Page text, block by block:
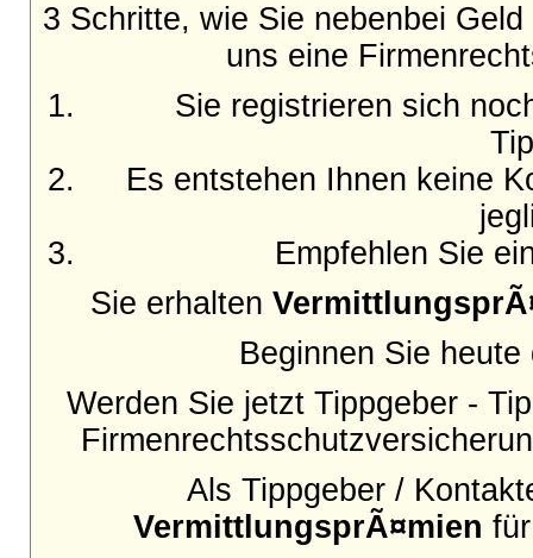
3 Schritte, wie Sie nebenbei
uns eine
Sie registrieren sich
Es entstehen Ihnen keine
Empfehlen Sie
Sie erhalten
Beginnen Sie
Werden Sie jetzt Tippgeber -
Als Tippgeber /
VermittlungsprÃ¤mien